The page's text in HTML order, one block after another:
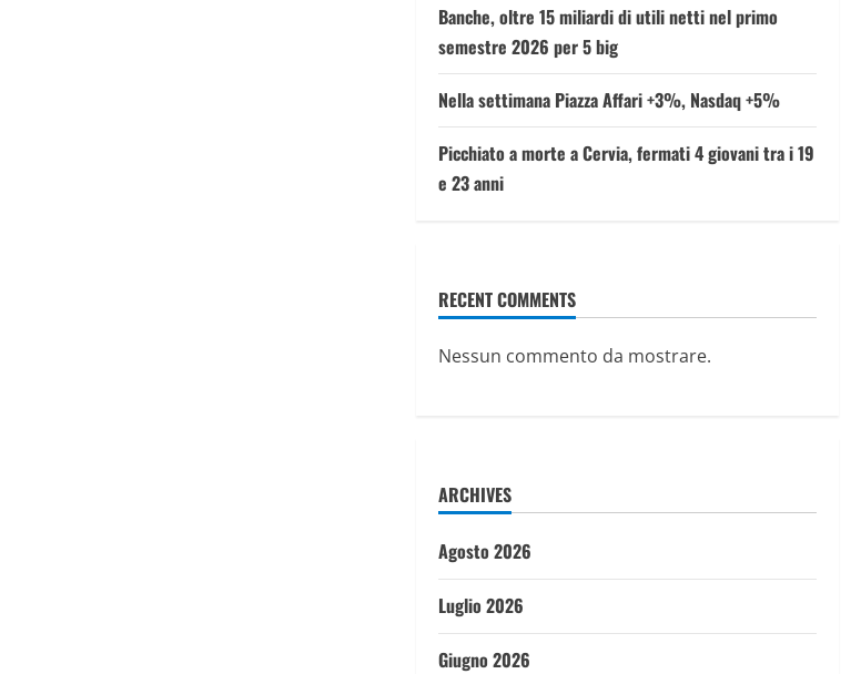
Banche, oltre 15 miliardi di utili netti nel primo
semestre 2026 per 5 big
Nella settimana Piazza Affari +3%, Nasdaq +5%
Picchiato a morte a Cervia, fermati 4 giovani tra i 19
e 23 anni
RECENT COMMENTS
Nessun commento da mostrare.
ARCHIVES
Agosto 2026
Luglio 2026
Giugno 2026